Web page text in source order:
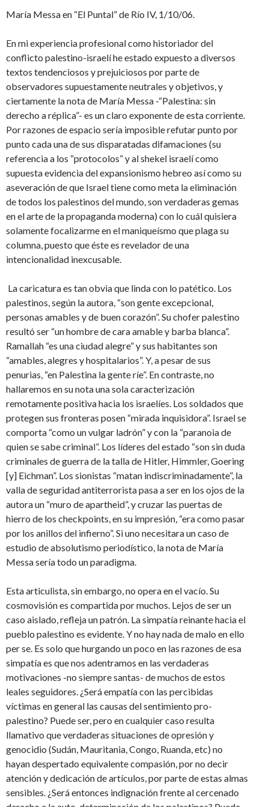
María Messa en “El Puntal” de Río IV, 1/10/06.
En mi experiencia profesional como historiador del
conflicto palestino-israelí he estado expuesto a diversos
textos tendenciosos y prejuiciosos por parte de
observadores supuestamente neutrales y objetivos, y
ciertamente la nota de María Messa -“Palestina: sin
derecho a réplica”- es un claro exponente de esta corriente.
Por razones de espacio sería imposible refutar punto por
punto cada una de sus disparatadas difamaciones (su
referencia a los “protocolos” y al shekel israelí como
supuesta evidencia del expansionismo hebreo así como su
aseveración de que Israel tiene como meta la eliminación
de todos los palestinos del mundo, son verdaderas gemas
en el arte de la propaganda moderna) con lo cuál quisiera
solamente focalizarme en el maniqueísmo que plaga su
columna, puesto que éste es revelador de una
intencionalidad inexcusable.
La caricatura es tan obvia que linda con lo patético. Los
palestinos, según la autora, “son gente excepcional,
personas amables y de buen corazón”. Su chofer palestino
resultó ser “un hombre de cara amable y barba blanca”.
Ramallah “es una ciudad alegre” y sus habitantes son
“amables, alegres y hospitalarios”. Y, a pesar de sus
penurias, “en Palestina la gente ríe”. En contraste, no
hallaremos en su nota una sola caracterización
remotamente positiva hacia los israelíes. Los soldados que
protegen sus fronteras posen “mirada inquisidora”. Israel se
comporta “como un vulgar ladrón” y con la “paranoia de
quien se sabe criminal”. Los líderes del estado “son sin duda
criminales de guerra de la talla de Hitler, Himmler, Goering
[y] Eichman”. Los sionistas “matan indiscriminadamente”, la
valla de seguridad antiterrorista pasa a ser en los ojos de la
autora un “muro de apartheid”, y cruzar las puertas de
hierro de los checkpoints, en su impresión, “era como pasar
por los anillos del infierno”. Si uno necesitara un caso de
estudio de absolutismo periodístico, la nota de María
Messa sería todo un paradigma.
Esta articulista, sin embargo, no opera en el vacío. Su
cosmovisión es compartida por muchos. Lejos de ser un
caso aislado, refleja un patrón. La simpatía reinante hacia el
pueblo palestino es evidente. Y no hay nada de malo en ello
per se. Es solo que hurgando un poco en las razones de esa
simpatía es que nos adentramos en las verdaderas
motivaciones -no siempre santas- de muchos de estos
leales seguidores. ¿Será empatía con las percibidas
víctimas en general las causas del sentimiento pro-
palestino? Puede ser, pero en cualquier caso resulta
llamativo que verdaderas situaciones de opresión y
genocidio (Sudán, Mauritania, Congo, Ruanda, etc) no
hayan despertado equivalente compasión, por no decir
atención y dedicación de artículos, por parte de estas almas
sensibles. ¿Será entonces indignación frente al cercenado